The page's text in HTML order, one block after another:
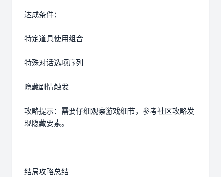
达成条件：
特定道具使用组合
特殊对话选项序列
隐藏剧情触发
攻略提示：需要仔细观察游戏细节，参考社区攻略发
现隐藏要素。
结局攻略总结